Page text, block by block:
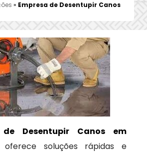
» Empresa de Desentupir Canos
de Desentupir Canos em
oferece soluções rápidas e